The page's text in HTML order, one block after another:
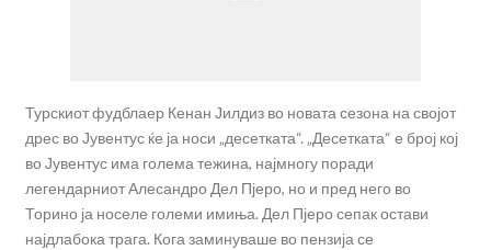
Турскиот фудблаер Кенан Јилдиз во новата сезона на својот
дрес во Јувентус ќе ја носи „десетката“. „Десетката“ е број кој
во Јувентус има голема тежина, најмногу поради
легендарниот Алесандро Дел Пјеро, но и пред него во
Торино ја носеле големи имиња. Дел Пјеро сепак остави
најдлабока трага. Кога заминуваше во пензија се